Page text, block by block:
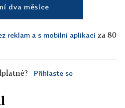
dva měsíce
reklam a s mobilní aplikací za 80
Přihlaste se